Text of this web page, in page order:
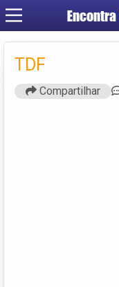
Encontra
TDF
Compartilhar